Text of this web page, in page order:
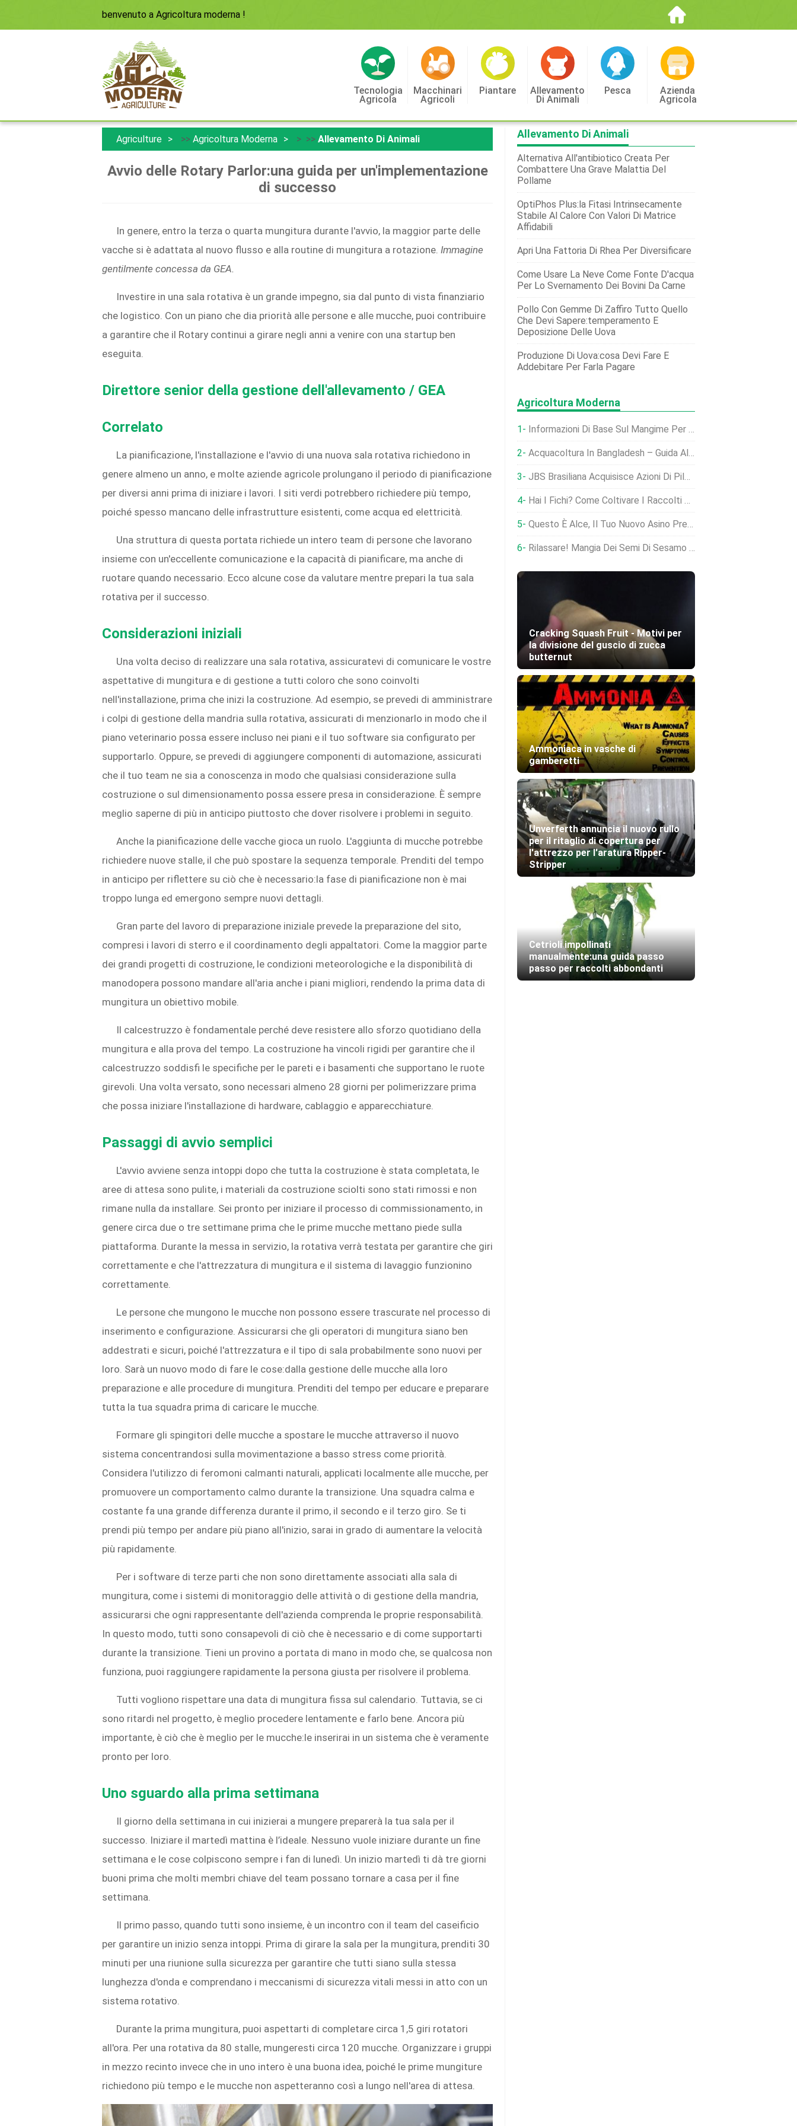
benvenuto a Agricoltura moderna !
Tecnologia
Agricola
Macchinari
Agricoli
Piantare Allevamento
Di Animali
Pesca Azienda
Agricola
Agriculture >> Agricoltura Moderna > >> Allevamento Di Animali
Avvio delle Rotary Parlor:una guida per un'implementazione
di successo
In genere, entro la terza o quarta mungitura durante l'avvio, la maggior parte delle
vacche si è adattata al nuovo flusso e alla routine di mungitura a rotazione. Immagine
gentilmente concessa da GEA.
Investire in una sala rotativa è un grande impegno, sia dal punto di vista finanziario
che logistico. Con un piano che dia priorità alle persone e alle mucche, puoi contribuire
a garantire che il Rotary continui a girare negli anni a venire con una startup ben
eseguita.
Direttore senior della gestione dell'allevamento / GEA
Correlato
La pianificazione, l'installazione e l'avvio di una nuova sala rotativa richiedono in
genere almeno un anno, e molte aziende agricole prolungano il periodo di pianificazione
per diversi anni prima di iniziare i lavori. I siti verdi potrebbero richiedere più tempo,
poiché spesso mancano delle infrastrutture esistenti, come acqua ed elettricità.
Una struttura di questa portata richiede un intero team di persone che lavorano
insieme con un'eccellente comunicazione e la capacità di pianificare, ma anche di
ruotare quando necessario. Ecco alcune cose da valutare mentre prepari la tua sala
rotativa per il successo.
Considerazioni iniziali
Una volta deciso di realizzare una sala rotativa, assicuratevi di comunicare le vostre
aspettative di mungitura e di gestione a tutti coloro che sono coinvolti
nell'installazione, prima che inizi la costruzione. Ad esempio, se prevedi di amministrare
i colpi di gestione della mandria sulla rotativa, assicurati di menzionarlo in modo che il
piano veterinario possa essere incluso nei piani e il tuo software sia configurato per
supportarlo. Oppure, se prevedi di aggiungere componenti di automazione, assicurati
che il tuo team ne sia a conoscenza in modo che qualsiasi considerazione sulla
costruzione o sul dimensionamento possa essere presa in considerazione. È sempre
meglio saperne di più in anticipo piuttosto che dover risolvere i problemi in seguito.
Anche la pianificazione delle vacche gioca un ruolo. L'aggiunta di mucche potrebbe
richiedere nuove stalle, il che può spostare la sequenza temporale. Prenditi del tempo
in anticipo per riflettere su ciò che è necessario:la fase di pianificazione non è mai
troppo lunga ed emergono sempre nuovi dettagli.
Gran parte del lavoro di preparazione iniziale prevede la preparazione del sito,
compresi i lavori di sterro e il coordinamento degli appaltatori. Come la maggior parte
dei grandi progetti di costruzione, le condizioni meteorologiche e la disponibilità di
manodopera possono mandare all'aria anche i piani migliori, rendendo la prima data di
mungitura un obiettivo mobile.
Il calcestruzzo è fondamentale perché deve resistere allo sforzo quotidiano della
mungitura e alla prova del tempo. La costruzione ha vincoli rigidi per garantire che il
calcestruzzo soddisfi le specifiche per le pareti e i basamenti che supportano le ruote
girevoli. Una volta versato, sono necessari almeno 28 giorni per polimerizzare prima
che possa iniziare l'installazione di hardware, cablaggio e apparecchiature.
Passaggi di avvio semplici
L'avvio avviene senza intoppi dopo che tutta la costruzione è stata completata, le
aree di attesa sono pulite, i materiali da costruzione sciolti sono stati rimossi e non
rimane nulla da installare. Sei pronto per iniziare il processo di commissionamento, in
genere circa due o tre settimane prima che le prime mucche mettano piede sulla
piattaforma. Durante la messa in servizio, la rotativa verrà testata per garantire che giri
correttamente e che l'attrezzatura di mungitura e il sistema di lavaggio funzionino
correttamente.
Le persone che mungono le mucche non possono essere trascurate nel processo di
inserimento e configurazione. Assicurarsi che gli operatori di mungitura siano ben
addestrati e sicuri, poiché l'attrezzatura e il tipo di sala probabilmente sono nuovi per
loro. Sarà un nuovo modo di fare le cose:dalla gestione delle mucche alla loro
preparazione e alle procedure di mungitura. Prenditi del tempo per educare e preparare
tutta la tua squadra prima di caricare le mucche.
Formare gli spingitori delle mucche a spostare le mucche attraverso il nuovo
sistema concentrandosi sulla movimentazione a basso stress come priorità.
Considera l'utilizzo di feromoni calmanti naturali, applicati localmente alle mucche, per
promuovere un comportamento calmo durante la transizione. Una squadra calma e
costante fa una grande differenza durante il primo, il secondo e il terzo giro. Se ti
prendi più tempo per andare più piano all'inizio, sarai in grado di aumentare la velocità
più rapidamente.
Per i software di terze parti che non sono direttamente associati alla sala di
mungitura, come i sistemi di monitoraggio delle attività o di gestione della mandria,
assicurarsi che ogni rappresentante dell'azienda comprenda le proprie responsabilità.
In questo modo, tutti sono consapevoli di ciò che è necessario e di come supportarti
durante la transizione. Tieni un provino a portata di mano in modo che, se qualcosa non
funziona, puoi raggiungere rapidamente la persona giusta per risolvere il problema.
Tutti vogliono rispettare una data di mungitura fissa sul calendario. Tuttavia, se ci
sono ritardi nel progetto, è meglio procedere lentamente e farlo bene. Ancora più
importante, è ciò che è meglio per le mucche:le inserirai in un sistema che è veramente
pronto per loro.
Uno sguardo alla prima settimana
Il giorno della settimana in cui inizierai a mungere preparerà la tua sala per il
successo. Iniziare il martedì mattina è l’ideale. Nessuno vuole iniziare durante un fine
settimana e le cose colpiscono sempre i fan di lunedì. Un inizio martedì ti dà tre giorni
buoni prima che molti membri chiave del team possano tornare a casa per il fine
settimana.
Il primo passo, quando tutti sono insieme, è un incontro con il team del caseificio
per garantire un inizio senza intoppi. Prima di girare la sala per la mungitura, prenditi 30
minuti per una riunione sulla sicurezza per garantire che tutti siano sulla stessa
lunghezza d'onda e comprendano i meccanismi di sicurezza vitali messi in atto con un
sistema rotativo.
Durante la prima mungitura, puoi aspettarti di completare circa 1,5 giri rotatori
all'ora. Per una rotativa da 80 stalle, mungeresti circa 120 mucche. Organizzare i gruppi
in mezzo recinto invece che in uno intero è una buona idea, poiché le prime mungiture
richiedono più tempo e le mucche non aspetteranno così a lungo nell'area di attesa.
Allevamento Di Animali
Alternativa All'antibiotico Creata Per
Combattere Una Grave Malattia Del
Pollame
OptiPhos Plus:la Fitasi Intrinsecamente
Stabile Al Calore Con Valori Di Matrice
Affidabili
Apri Una Fattoria Di Rhea Per Diversificare
Come Usare La Neve Come Fonte D'acqua
Per Lo Svernamento Dei Bovini Da Carne
Pollo Con Gemme Di Zaffiro Tutto Quello
Che Devi Sapere:temperamento E
Deposizione Delle Uova
Produzione Di Uova:cosa Devi Fare E
Addebitare Per Farla Pagare
Agricoltura Moderna
Informazioni Di Base Sul Mangime Per Pecore Per Principianti
Acquacoltura In Bangladesh – Guida Alla Produzione
JBS Brasiliana Acquisisce Azioni Di Pilgrim's Pride Con L'obiettivo Di Delisting
Hai I Fichi? Come Coltivare I Raccolti Della California Al Di Fuori Dello Stato D'oro Di Ag?
Questo È Alce, Il Tuo Nuovo Asino Preferito
Rilassare! Mangia Dei Semi Di Sesamo Per Combattere Lo Stress Ossidativo
Cracking Squash Fruit - Motivi per
la divisione del guscio di zucca
butternut
Ammoniaca in vasche di
gamberetti
Unverferth annuncia il nuovo rullo
per il ritaglio di copertura per
l'attrezzo per l'aratura Ripper-
Stripper
Cetrioli impollinati
manualmente:una guida passo
passo per raccolti abbondanti